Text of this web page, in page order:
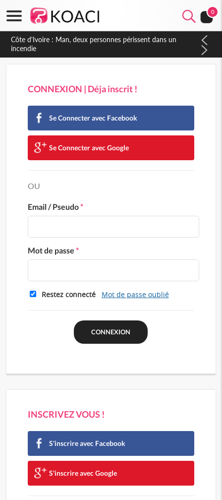
0
Côte d'Ivoire : Man, deux personnes périssent dans un
incendie
CONNEXION | Déja inscrit !
Se Connecter avec Facebook
Se Connecter avec Google
OU
Email / Pseudo*
Mot de passe *
Restez connecté Mot de passe oublié
INSCRIVEZ VOUS !
S'inscrire avec Facebook
S'inscrire avec Google